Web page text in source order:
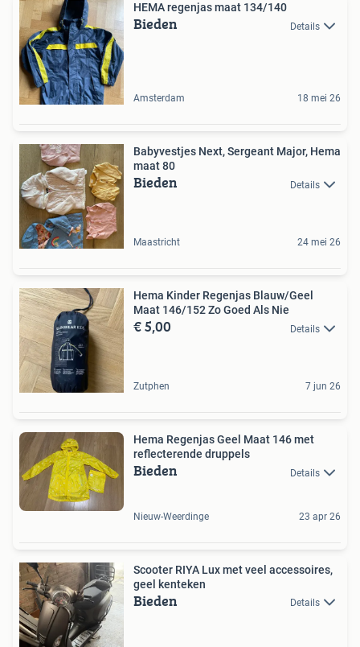
HEMA regenjas maat 134/140
Bieden Details
Amsterdam 18 mei 26
Babyvestjes Next, Sergeant Major, Hema
maat 80
Bieden Details
Maastricht 24 mei 26
Hema Kinder Regenjas Blauw/Geel
Maat 146/152 Zo Goed Als Nie
€ 5,00 Details
Zutphen 7 jun 26
Hema Regenjas Geel Maat 146 met
reflecterende druppels
Bieden Details
Nieuw-Weerdinge 23 apr 26
Scooter RIYA Lux met veel accessoires,
geel kenteken
Bieden Details